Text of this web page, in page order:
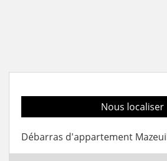
Nous localiser
Débarras d'appartement